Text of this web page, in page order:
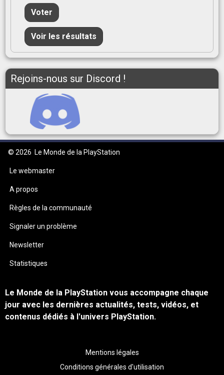
Voter
Voir les résultats
Rejoins-nous sur Discord !
© 2026 Le Monde de la PlayStation
Le webmaster
A propos
Règles de la communauté
Signaler un problème
Newsletter
Statistiques
Le Monde de la PlayStation vous accompagne chaque
jour avec les dernières actualités, tests, vidéos, et
contenus dédiés à l'univers PlayStation.
Mentions légales
Conditions générales d'utilisation